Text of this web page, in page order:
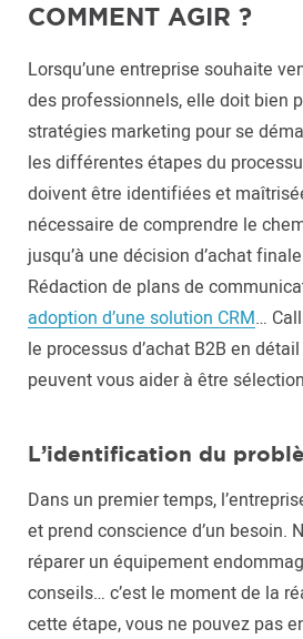
COMMENT AGIR ?
Lorsqu’une entreprise souhaite
des professionnels, elle doit bien
stratégies marketing pour se
les différentes étapes du
doivent être identifiées et
nécessaire de comprendre le
jusqu’à une décision d’achat
Rédaction de plans de
adoption d’une solution CRM…
le processus d’achat B2B en
peuvent vous aider à être
L’identification du
Dans un premier temps,
et prend conscience d’un besoin.
réparer un équipement
conseils… c’est le moment de la
cette étape, vous ne pouvez pas